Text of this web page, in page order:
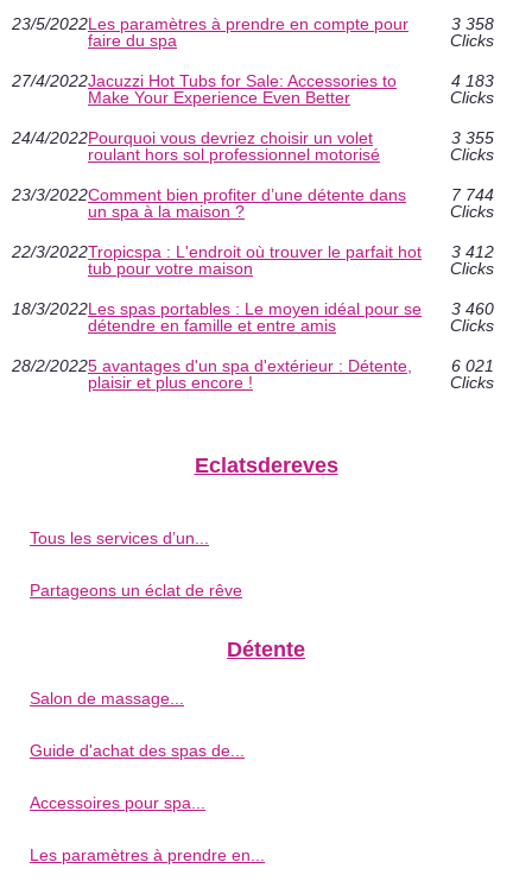
23/5/2022Les paramètres à prendre en compte pour
faire du spa
3 358
Clicks
27/4/2022Jacuzzi Hot Tubs for Sale: Accessories to
Make Your Experience Even Better
4 183
Clicks
24/4/2022Pourquoi vous devriez choisir un volet
roulant hors sol professionnel motorisé
3 355
Clicks
23/3/2022Comment bien profiter d’une détente dans
un spa à la maison ?
7 744
Clicks
22/3/2022Tropicspa : L'endroit où trouver le parfait hot
tub pour votre maison
3 412
Clicks
18/3/2022Les spas portables : Le moyen idéal pour se
détendre en famille et entre amis
3 460
Clicks
28/2/20225 avantages d'un spa d'extérieur : Détente,
plaisir et plus encore !
6 021
Clicks
Eclatsdereves
Tous les services d’un...
Partageons un éclat de rêve
Détente
Salon de massage...
Guide d'achat des spas de...
Accessoires pour spa...
Les paramètres à prendre en...